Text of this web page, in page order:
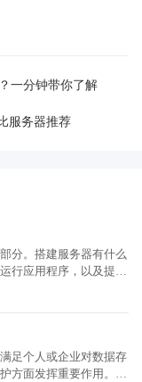
一分钟带你了解
服务器推荐
分。搭建服务器有什么
行应用程序，以及提供
搭建服务器有什么
）可以让用户更方便地
用来托管网站。当
应的网页。因此，如果
足个人或企业对数据存
方面发挥重要作用。本